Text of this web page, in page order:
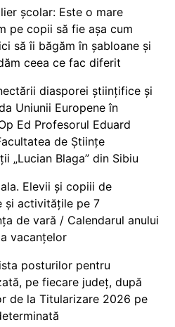
școlar: Este o mare
pe copii să fie așa cum
să îi băgăm în șabloane și
ceea ce fac diferit
diasporei științifice și
Uniunii Europene în
Ed Profesorul Eduard
de Științe
„Lucian Blaga” din Sibiu
Elevii și copiii de
și activitățile pe 7
de vară / Calendarul anului
vacanțelor
posturilor pentru
pe fiecare județ, după
de la Titularizare 2026 pe